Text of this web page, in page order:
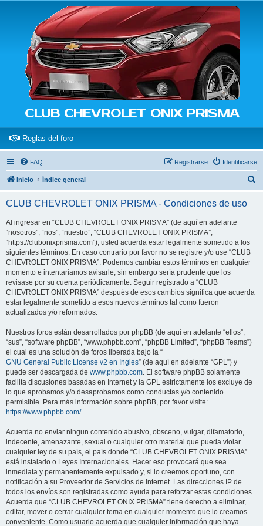
CLUB CHEVROLET ONIX PRISMA
Reglas del foro(Opens a new tab)
FAQ Identificarse
Registrarse
Inicio Índice general
CLUB CHEVROLET ONIX PRISMA - Condiciones de uso
Al ingresar en “CLUB CHEVROLET ONIX PRISMA” (de aquí en adelante
“nosotros”, “nos”, “nuestro”, “CLUB CHEVROLET ONIX PRISMA”,
“https://clubonixprisma.com”), usted acuerda estar legalmente sometido a los
siguientes términos. En caso contrario por favor no se registre y/o use “CLUB
CHEVROLET ONIX PRISMA”. Podemos cambiar estos términos en cualquier
momento e intentaríamos avisarle, sin embargo sería prudente que los
revisase por su cuenta periódicamente. Seguir registrado a “CLUB
CHEVROLET ONIX PRISMA” después de esos cambios significa que acuerda
estar legalmente sometido a esos nuevos términos tal como fueron
actualizados y/o reformados.
Nuestros foros están desarrollados por phpBB (de aquí en adelante “ellos”,
“sus”, “software phpBB”, “www.phpbb.com”, “phpBB Limited”, “phpBB Teams”)
el cual es una solución de foros liberada bajo la “
GNU General Public License v2 en Ingles” (de aquí en adelante “GPL”) y
puede ser descargada de www.phpbb.com. El software phpBB solamente
facilita discusiones basadas en Internet y la GPL estrictamente los excluye de
lo que aprobamos y/o desaprobamos como conductas y/o contenido
permisible. Para más información sobre phpBB, por favor visite:
https://www.phpbb.com/.
Acuerda no enviar ningun contenido abusivo, obsceno, vulgar, difamatorio,
indecente, amenazante, sexual o cualquier otro material que pueda violar
cualquier ley de su país, el país donde “CLUB CHEVROLET ONIX PRISMA”
está instalado o Leyes Internacionales. Hacer eso provocará que sea
inmediata y permanentemente expulsado y, si lo creemos oportuno, con
notificación a su Proveedor de Servicios de Internet. Las direcciones IP de
todos los envíos son registradas como ayuda para reforzar estas condiciones.
Acuerda que “CLUB CHEVROLET ONIX PRISMA” tiene derecho a eliminar,
editar, mover o cerrar cualquier tema en cualquier momento que lo creamos
conveniente. Como usuario acuerda que cualquier información que haya